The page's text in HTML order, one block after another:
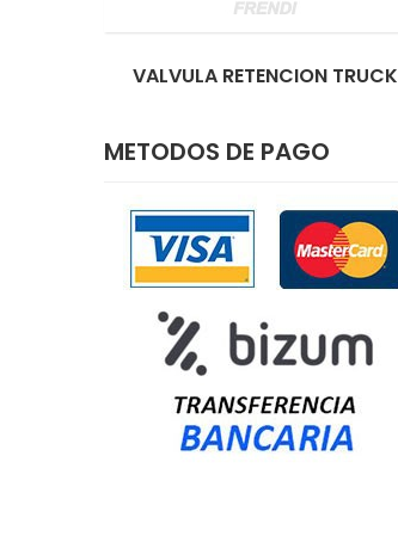
VALVULA RETENCION TRUCK
METODOS DE PAGO